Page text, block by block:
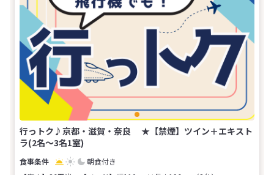
行っトク♪京都・滋賀・奈良 ★【禁煙】ツイン＋エキスト
ラ(2名～3名1室)
朝食付き